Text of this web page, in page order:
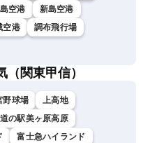
空港
新島空港
空港
調布飛行場
関東甲信）
野球場
上高地
道の駅美ヶ原高原
富士急ハイランド